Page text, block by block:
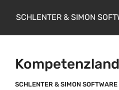
SCHLENTER & SIMON
SCHLENTER & SIMON SOFTWARE